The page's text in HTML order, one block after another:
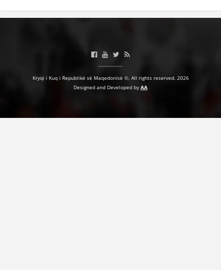
Kryqi i Kuq i Republikë së Maqedonisë ©. All rights reserved. 2026
Designed and Developed by AA